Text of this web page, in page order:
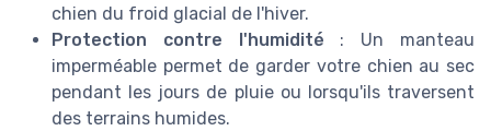
chien du froid glacial de l'hiver.
Protection contre l'humidité : Un manteau
imperméable permet de garder votre chien au sec
pendant les jours de pluie ou lorsqu'ils traversent
des terrains humides.